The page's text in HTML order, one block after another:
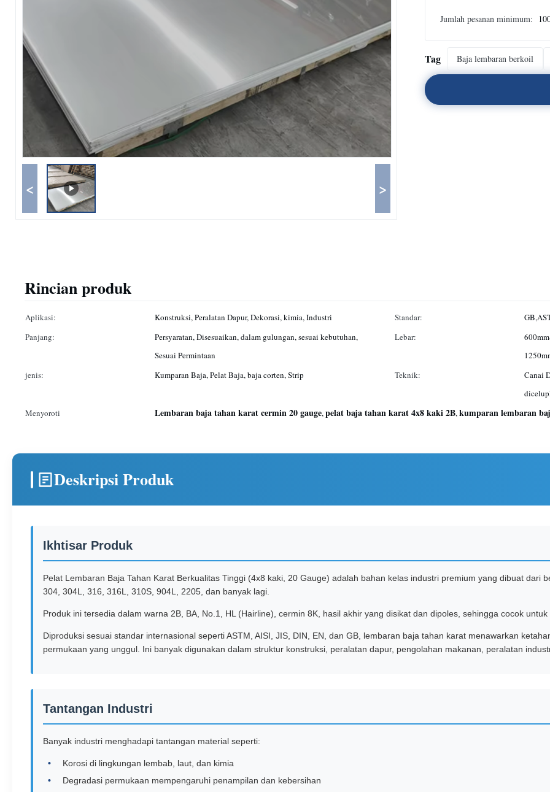
< >
Jumlah pesanan minimum:
Tag Baja lembaran berkoil
Rincian produk
Aplikasi: Konstruksi, Peralatan Dapur, Dekorasi, kimia, Industri Standar:
Panjang:
Persyaratan, Disesuaikan, dalam gulungan, sesuai kebutuhan,
Sesuai Permintaan
Lebar:
jenis:
Kumparan Baja, Pelat Baja, baja corten, Strip Teknik:
Canai
Menyoroti
Lembaran baja tahan karat cermin 20 gauge,pelat baja tahan karat 4x8 kaki 2B,kumparan lembaran
Deskripsi Produk
Ikhtisar Produk
Pelat Lembaran Baja Tahan Karat Berkualitas Tinggi (4x8 kaki, 20 Gauge) adalah bahan kelas industri premium yang dibuat dari
304, 304L, 316, 316L, 310S, 904L, 2205, dan banyak lagi.
Produk ini tersedia dalam warna 2B, BA, No.1, HL (Hairline), cermin 8K, hasil akhir yang disikat dan dipoles, sehingga cocok
Diproduksi sesuai standar internasional seperti ASTM, AISI, JIS, DIN, EN, dan GB, lembaran baja tahan karat menawarkan
permukaan yang unggul. Ini banyak digunakan dalam struktur konstruksi, peralatan dapur, pengolahan makanan, peralatan
Tantangan Industri
Banyak industri menghadapi tantangan material seperti:
Korosi di lingkungan lembab, laut, dan kimia
Degradasi permukaan mempengaruhi penampilan dan kebersihan